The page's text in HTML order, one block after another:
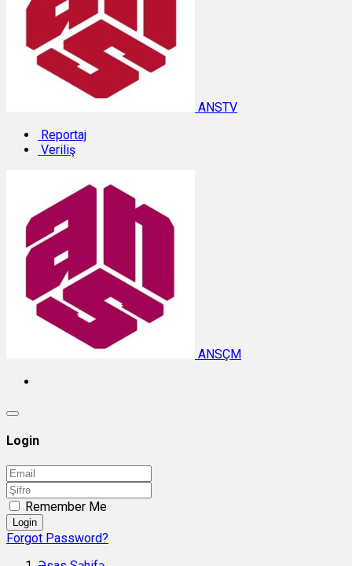
ANSTV
Reportaj
Veriliş
ANSÇM
Login
Remember Me
Login
Forgot Password?